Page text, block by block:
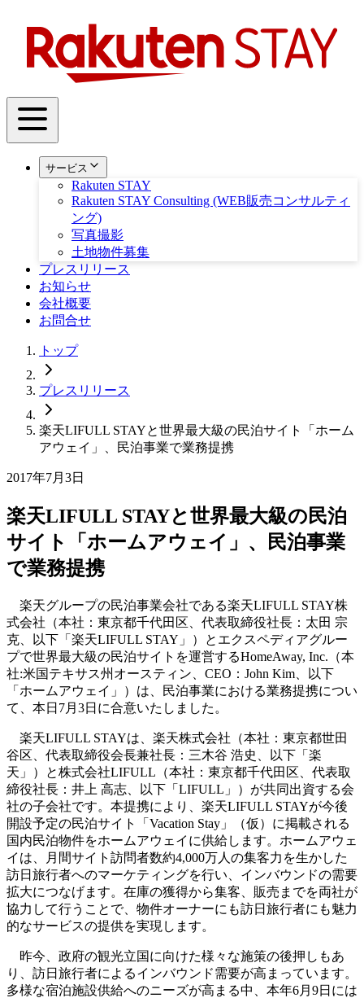
サービス
Rakuten STAY
Rakuten STAY Consulting (WEB販売コンサルティ
ング)
写真撮影
土地物件募集
プレスリリース
お知らせ
会社概要
お問合せ
トップ
プレスリリース
楽天LIFULL STAYと世界最大級の民泊サイト「ホーム
アウェイ」、民泊事業で業務提携
2017年7月3日
楽天LIFULL STAYと世界最大級の民泊
サイト「ホームアウェイ」、民泊事業
で業務提携
楽天グループの民泊事業会社である楽天LIFULL STAY株
式会社（本社：東京都千代田区、代表取締役社長：太田 宗
克、以下「楽天LIFULL STAY」）とエクスペディアグルー
プで世界最大級の民泊サイトを運営するHomeAway, Inc.（本
社:米国テキサス州オースティン、CEO：John Kim、以下
「ホームアウェイ」）は、民泊事業における業務提携につい
て、本日7月3日に合意いたしました。
楽天LIFULL STAYは、楽天株式会社（本社：東京都世田
谷区、代表取締役会長兼社長：三木谷 浩史、以下「楽
天」）と株式会社LIFULL（本社：東京都千代田区、代表取
締役社長：井上 高志、以下「LIFULL」）が共同出資する会
社の子会社です。本提携により、楽天LIFULL STAYが今後
開設予定の民泊サイト「Vacation Stay」（仮）に掲載される
国内民泊物件をホームアウェイに供給します。ホームアウェ
イは、月間サイト訪問者数約4,000万人の集客力を生かした
訪日旅行者へのマーケティングを行い、インバウンドの需要
拡大につなげます。在庫の獲得から集客、販売までを両社が
協力して行うことで、物件オーナーにも訪日旅行者にも魅力
的なサービスの提供を実現します。
昨今、政府の観光立国に向けた様々な施策の後押しもあ
り、訪日旅行者によるインバウンド需要が高まっています。
多様な宿泊施設供給へのニーズが高まる中、本年6月9日には